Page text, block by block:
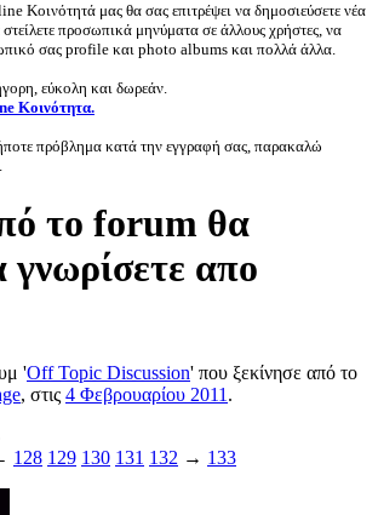
Κοινότητά μας θα σας επιτρέψει να δημοσιεύσετε νέα
προσωπικά μηνύματα σε άλλους χρήστες, να
σας profile και photo albums και πολλά άλλα.
εύκολη και δωρεάν.
Κοινότητα.
πρόβλημα κατά την εγγραφή σας, παρακαλώ
.
το forum θα
γνωρίσετε απο
'Off Topic Discussion' που ξεκίνησε από το
, στις 4 Φεβρουαρίου 2011 .
128 129 130 131 132 → 133